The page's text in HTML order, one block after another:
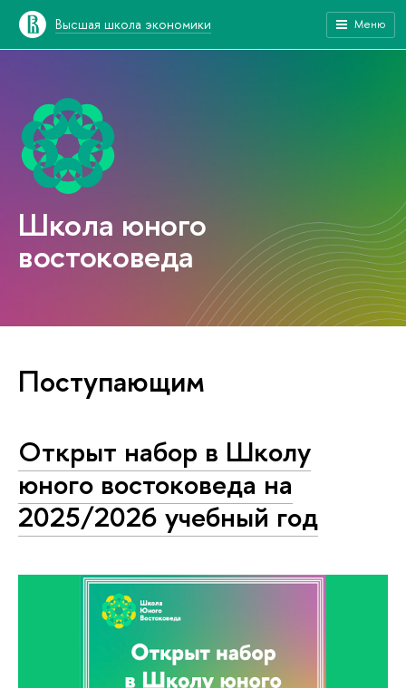
Высшая школа экономики Меню
Школа юного
востоковеда
Поступающим
Открыт набор в Школу
юного востоковеда на
2025/2026 учебный год